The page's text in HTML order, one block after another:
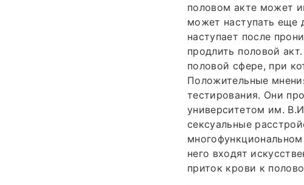
половом акте может
может наступать еще
наступает после
продлить половой
половой сфере, при
Положительные
тестирования. Они
университетом им.
сексуальные
него входят
приток крови к